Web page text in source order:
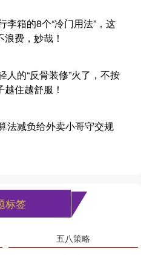
李箱的8个“冷门用法”，这
费，妙哉！
人的“反骨装修”火了，不按
住越舒服！
法减负给外卖小哥守交规
标签
五八策略